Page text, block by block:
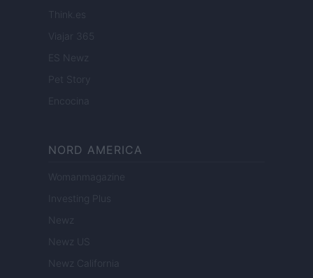
Think.es
Viajar 365
ES Newz
Pet Story
Encocina
NORD AMERICA
Womanmagazine
Investing Plus
Newz
Newz US
Newz California